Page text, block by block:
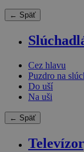
← Späť
Cez hlavu
Puzdro na
Do uší
Na uši
← Späť